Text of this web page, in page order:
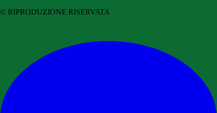
© RIPRODUZIONE RISERVATA